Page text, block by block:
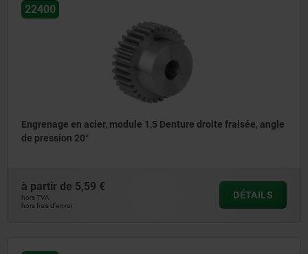
22400
Engrenage en acier, module 1,5 Denture droite fraisée, angle
de pression 20°
à partir de 5,59 €
hors TVA
hors frais d’envoi
DÉTAILS